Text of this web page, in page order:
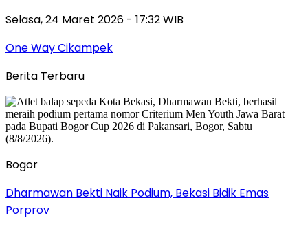
Selasa, 24 Maret 2026 - 17:32 WIB
One Way Cikampek
Berita Terbaru
Bogor
Dharmawan Bekti Naik Podium, Bekasi Bidik Emas
Porprov